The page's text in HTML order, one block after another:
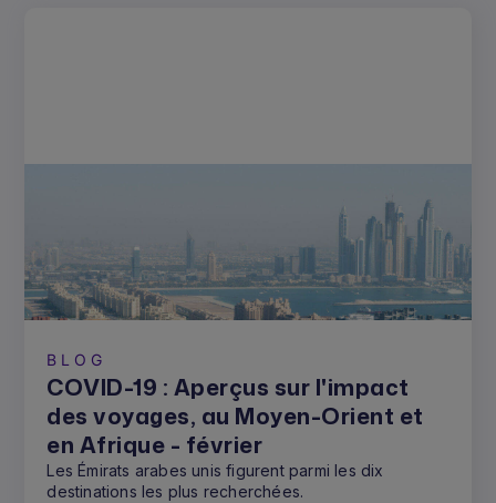
BLOG
COVID-19 : Aperçus sur l'impact
des voyages, au Moyen-Orient et
en Afrique - février
Les Émirats arabes unis figurent parmi les dix
destinations les plus recherchées.